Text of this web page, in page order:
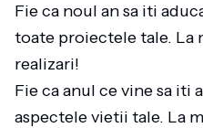
Fie ca noul an sa iti
toate proiectele tale. La
realizari!
Fie ca anul ce vine sa
aspectele vietii tale. La